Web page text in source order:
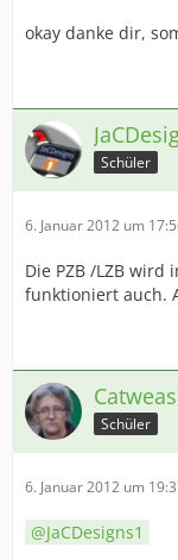
okay danke dir,
Schüler
6. Januar 2012 um
Die PZB /LZB wird
funktioniert auch.
Schüler
6. Januar 2012 um
JaCDesigns1